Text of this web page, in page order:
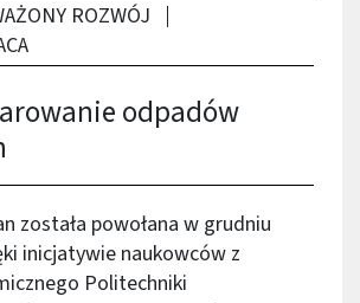
ROZWÓJ
odpadów
została powołana w grudniu
inicjatywie naukowców z
Politechniki